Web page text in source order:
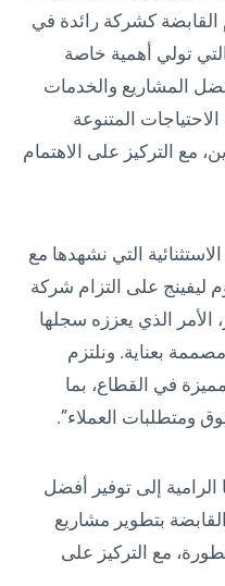
القابضة كشركة رائدة في
تولي أهمية خاصة
المشاريع والخدمات
المتنوعة
مع التركيز على الاهتمام
التي نشهدها مع
على التزام شركة
الأمر الذي يعززه سجلها
بعناية. ونلتزم
في القطاع، بما
ومتطلبات العملاء”.
الرامية إلى توفير أفضل
بتطوير مشاريع
مع التركيز على